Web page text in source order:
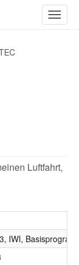
ein-/
Luftfahrt,
IWI,